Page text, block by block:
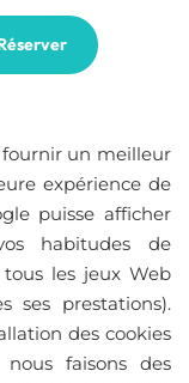
fournir un meilleur
expérience de
puisse afficher
habitudes de
les jeux Web
ses prestations).
des cookies
faisons des